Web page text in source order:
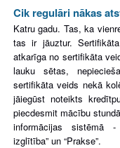
Cik regulāri nākas
Katru gadu. Tas, ka
tas ir jāuztur.
atkarīga no sertifikāta
lauku sētas,
sertifikāta veids nekā
jāiegūst noteikts
piecdesmit mācību
informācijas sistēmā -
izglītība” un “Prakse”.